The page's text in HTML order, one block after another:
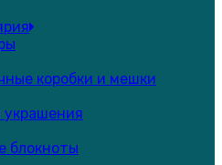
коробки и мешки
украшения
блокноты